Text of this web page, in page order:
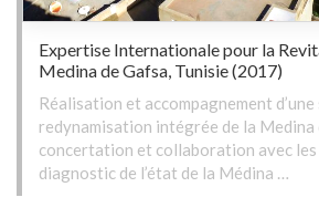
Expertise Internationale pour la
Medina de Gafsa, Tunisie (2017)
Réalisation et accompagnement
redynamisation intégrée de la Medina
concertation et collaboration avec les
diagnostic de l’état de la Médina …